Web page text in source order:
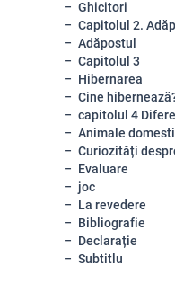
Ghicitori
Capitolul 2.
Adăpostul
Capitolul 3
Hibernarea
Cine
capitolul 4
Animale
Curiozități
Evaluare
joc
La revedere
Bibliografie
Declarație
Subtitlu